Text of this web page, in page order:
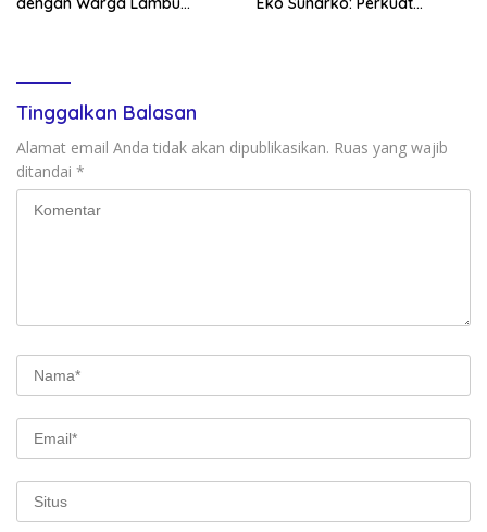
Tinggalkan Balasan
Alamat email Anda tidak akan dipublikasikan. Ruas yang wajib
ditandai *